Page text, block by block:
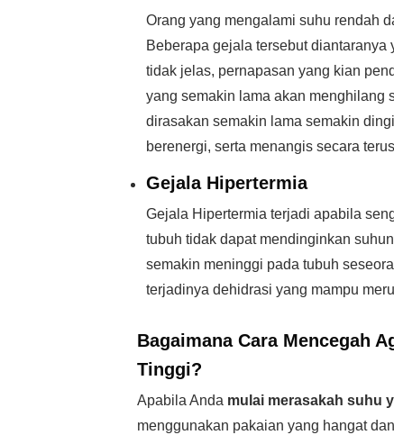
Orang yang mengalami suhu rendah
Beberapa gejala tersebut
tidak jelas, pernapasan yang kian
yang semakin lama akan menghilang
dirasakan semakin lama semakin
berenergi, serta menangis secara
Gejala Hipertermia
Gejala Hipertermia terjadi apabila
tubuh tidak dapat mendinginkan
semakin meninggi pada tubuh
terjadinya dehidrasi yang mampu
Bagaimana Cara Mencegah
Tinggi?
Apabila Anda mulai merasakah suhu
menggunakan pakaian yang hangat